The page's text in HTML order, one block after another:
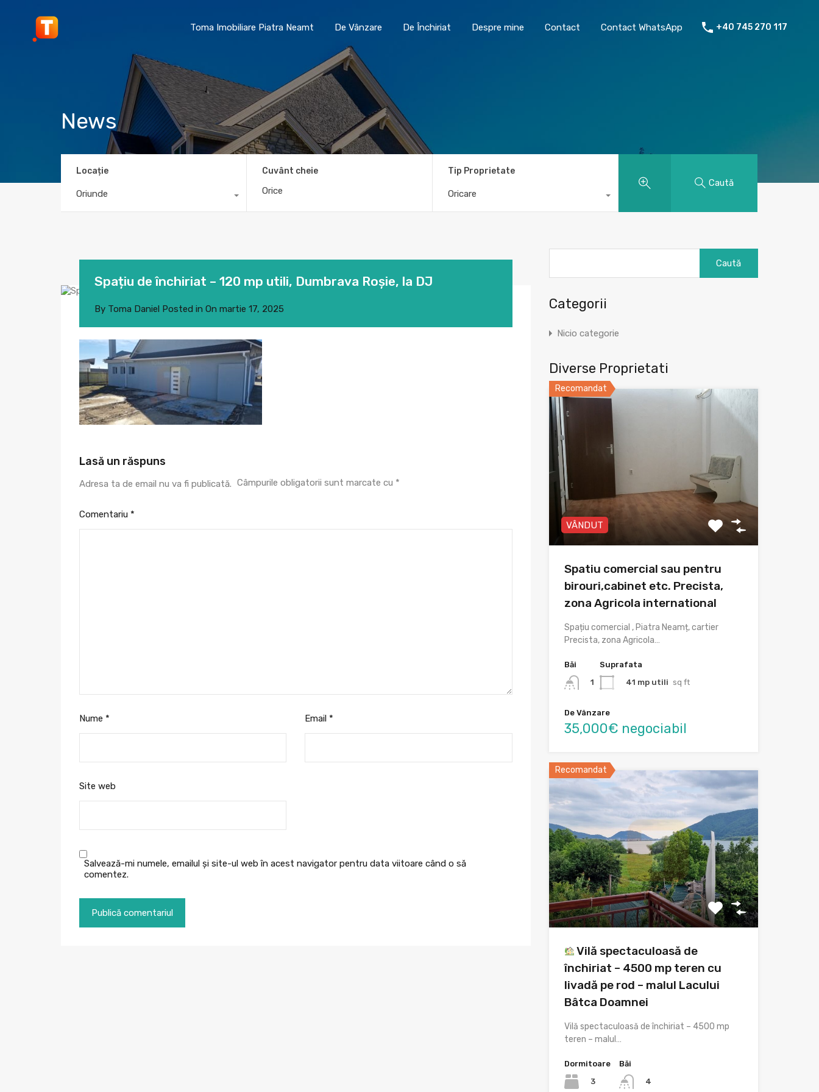
Toma Imobiliare Piatra Neamt De Vânzare De Închiriat Despre mine Contact Contact WhatsApp
Toma Imobiliare Piatra Neamt De Vânzare De Închiriat Despre mine Contact Contact WhatsApp +40 745 270 117
News
Locație
Oriunde
Cuvânt cheie Tip Proprietate
Oricare
Caută
Spațiu de închiriat – 120 mp utili, Dumbrava Roșie, la DJ
By Toma Daniel Posted in On martie 17, 2025
Lasă un răspuns
Adresa ta de email nu va fi publicată. Câmpurile obligatorii sunt marcate cu *
Comentariu *
Nume * Email *
Site web
Salvează-mi numele, emailul și site-ul web în acest navigator pentru data viitoare când o să
comentez.
după:
Categorii
Nicio categorie
Diverse Proprietati
Recomandat
VÂNDUT
Spatiu comercial sau pentru
birouri,cabinet etc. Precista,
zona Agricola international
Spațiu comercial , Piatra Neamț, cartier
Precista, zona Agricola…
Băi
1
Suprafata
41 mp utili sq ft
De Vânzare
35,000€ negociabil
Recomandat
Vilă spectaculoasă de
închiriat – 4500 mp teren cu
livadă pe rod – malul Lacului
Bâtca Doamnei
Vilă spectaculoasă de închiriat – 4500 mp
teren – malul…
Dormitoare
3
Băi
4